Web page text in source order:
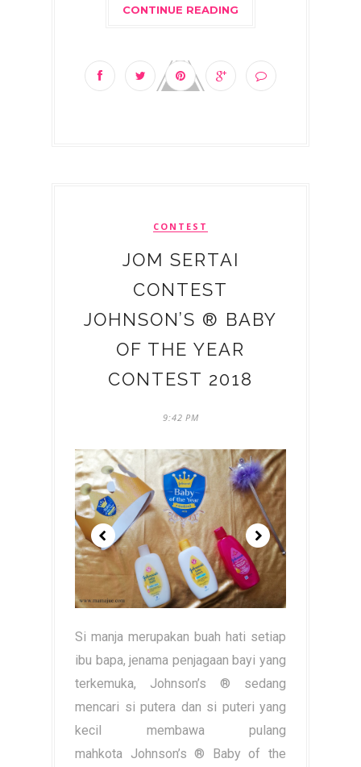
CONTINUE READING
CONTEST
JOM SERTAI
CONTEST
JOHNSON’S ® BABY
OF THE YEAR
CONTEST 2018
9:42 PM
Si manja merupakan buah hati setiap
ibu bapa, jenama penjagaan bayi yang
terkemuka, Johnson’s ® sedang
mencari si putera dan si puteri yang
kecil membawa pulang
mahkota Johnson’s ® Baby of the